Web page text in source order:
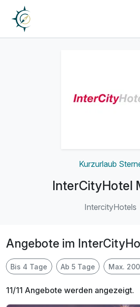
Kurzurlaub
InterCityHotel
IntercityHotels
Angebote im
Bis 4 Tage Ab 5 Tage Max.
11/11 Angebote werden angezeigt.